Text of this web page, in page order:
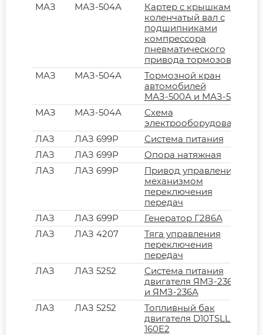
МАЗ
МАЗ-504А
Картер с крышками и
коленчатый вал с
подшипниками
компрессора
пневматического
привода тормозов
МАЗ
МАЗ-504А
Тормозной кран
автомобилей
МАЗ-500А и МАЗ-504А
МАЗ
МАЗ-504А
Схема
электрооборудования
ЛАЗ
ЛАЗ 699Р
Система питания
ЛАЗ
ЛАЗ 699Р
Опора натяжная
ЛАЗ
ЛАЗ 699Р
Привод управления
механизмом
переключения
передач
ЛАЗ
ЛАЗ 699Р
Генератор Г286А
ЛАЗ
ЛАЗ 4207
Тяга управления
переключения
передач
ЛАЗ
ЛАЗ 5252
Система питания
двигателя ЯМЗ-236НЕ
и ЯМЗ-236А
ЛАЗ
ЛАЗ 5252
Топливный бак
двигателя D10TSLL-
160E2